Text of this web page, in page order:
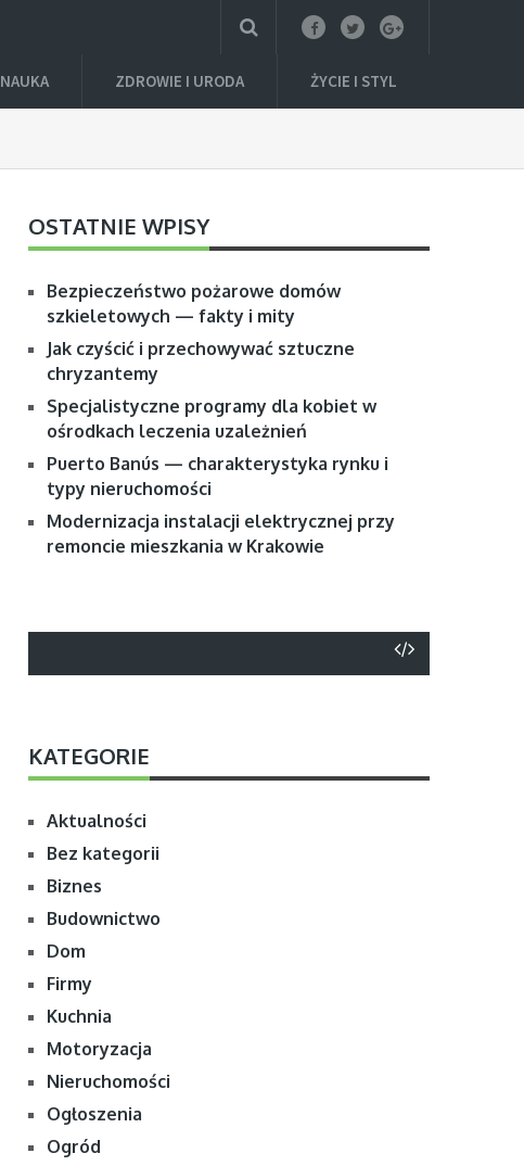
NAUKA ZDROWIE I URODA ŻYCIE I STYL
OSTATNIE WPISY
Bezpieczeństwo pożarowe domów
szkieletowych — fakty i mity
Jak czyścić i przechowywać sztuczne
chryzantemy
Specjalistyczne programy dla kobiet w
ośrodkach leczenia uzależnień
Puerto Banús — charakterystyka rynku i
typy nieruchomości
Modernizacja instalacji elektrycznej przy
remoncie mieszkania w Krakowie
KATEGORIE
Aktualności
Bez kategorii
Biznes
Budownictwo
Dom
Firmy
Kuchnia
Motoryzacja
Nieruchomości
Ogłoszenia
Ogród